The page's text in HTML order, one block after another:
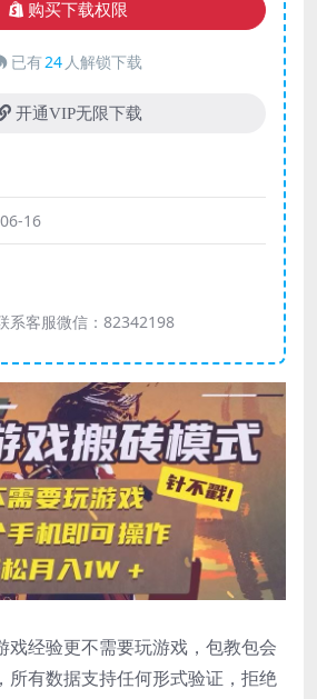
购买下载权限
已有24 人解锁下载
开通VIP无限下载
16
系客服微信：82342198
戏经验更不需要玩游戏，包教包会
所有数据支持任何形式验证，拒绝